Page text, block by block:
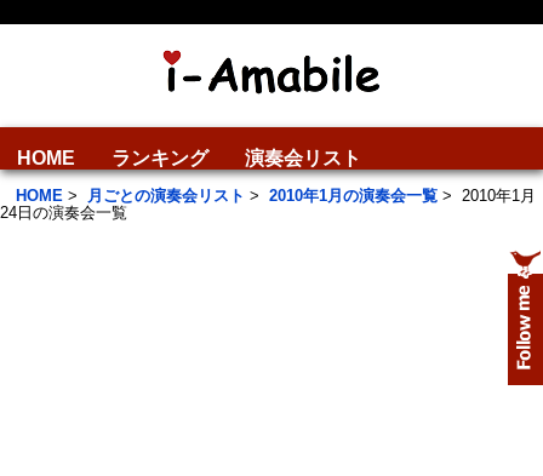
HOME ランキング 演奏会リスト
HOME > 月ごとの演奏会リスト > 2010年1月の演奏会一覧 > 2010年1月
24日の演奏会一覧